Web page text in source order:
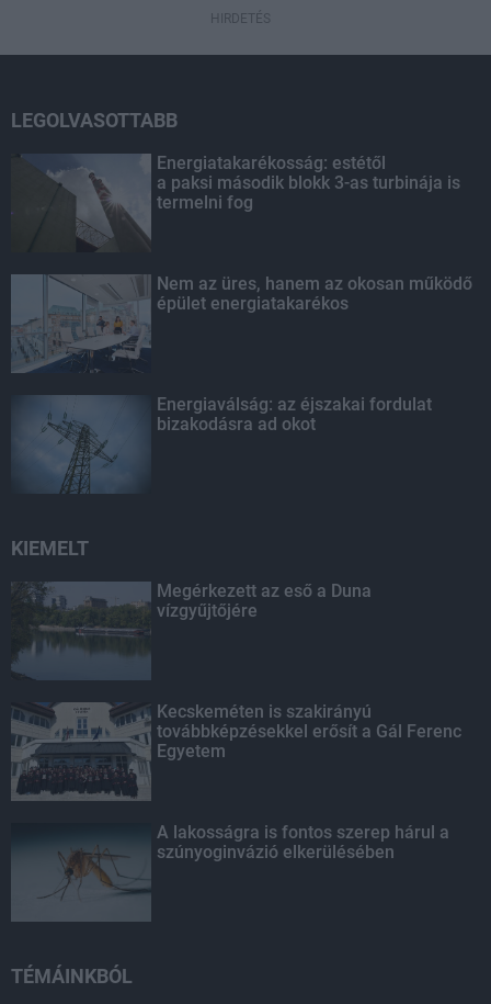
HIRDETÉS
LEGOLVASOTTABB
Energiatakarékosság: estétől
a paksi második blokk 3-as turbinája is
termelni fog
Nem az üres, hanem az okosan működő
épület energiatakarékos
Energiaválság: az éjszakai fordulat
bizakodásra ad okot
KIEMELT
Megérkezett az eső a Duna
vízgyűjtőjére
Kecskeméten is szakirányú
továbbképzésekkel erősít a Gál Ferenc
Egyetem
A lakosságra is fontos szerep hárul a
szúnyoginvázió elkerülésében
TÉMÁINKBÓL